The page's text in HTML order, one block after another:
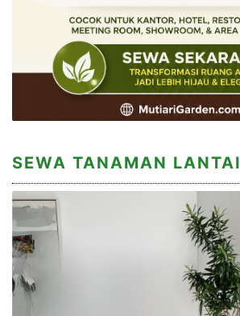
SEWA TANAMAN LANTAI